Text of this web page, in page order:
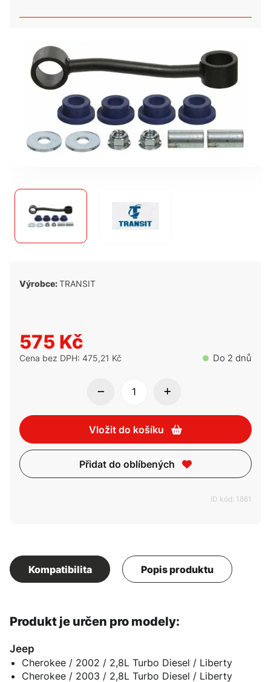
Výrobce:TRANSIT
575 Kč
Cena bez DPH: 475,21 Kč Do 2 dnů
Vložit do košíku
Přidat do oblíbených
ID kód: 1861
Kompatibilita Popis produktu
Produkt je určen pro modely:
Jeep
Cherokee / 2002 / 2,8L Turbo Diesel / Liberty
Cherokee / 2003 / 2,8L Turbo Diesel / Liberty